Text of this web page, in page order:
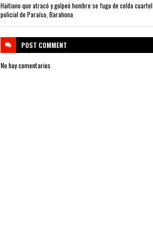
Haitiano que atracó y golpeó hombre se fuga de celda cuartel
policial de Paraíso, Barahona
POST COMMENT
No hay comentarios